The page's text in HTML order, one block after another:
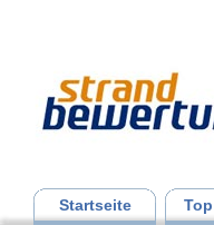
Startseite